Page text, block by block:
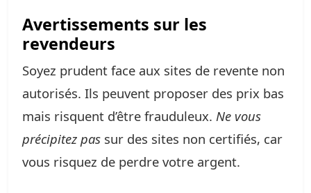
Avertissements sur les
revendeurs
Soyez prudent face aux sites de revente non
autorisés. Ils peuvent proposer des prix bas
mais risquent d’être frauduleux. Ne vous
précipitez pas sur des sites non certifiés, car
vous risquez de perdre votre argent.